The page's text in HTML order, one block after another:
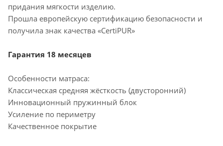
придания мягкости изделию.
Прошла европейскую сертификацию безопасности и
получила знак качества «CertiPUR»
Гарантия 18 месяцев
Особенности матраса:
Классическая средняя жёсткость (двусторонний)
Инновационный пружинный блок
Усиление по периметру
Качественное покрытие